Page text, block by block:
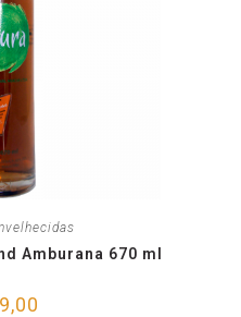
Amburana 670 ml